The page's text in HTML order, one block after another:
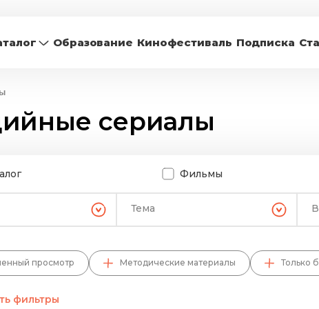
Образование Кинофестиваль Подписка
сериалы
Фильмы
Тема
просмотр Методические материалы Только
фильтры